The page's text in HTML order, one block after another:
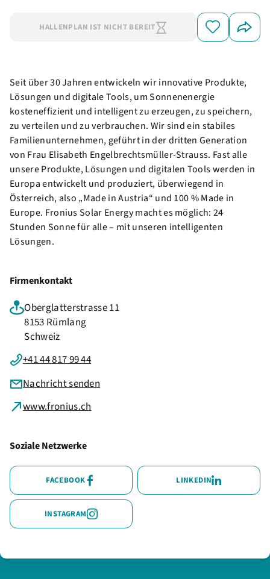
HALLENPLAN IST NICHT BEREIT
Seit über 30 Jahren entwickeln wir innovative Produkte,
Lösungen und digitale Tools, um Sonnenenergie
kosteneffizient und intelligent zu erzeugen, zu speichern,
zu verteilen und zu verbrauchen. Wir sind ein stabiles
Familienunternehmen, geführt in der dritten Generation
von Frau Elisabeth Engelbrechtsmüller-Strauss. Fast alle
unsere Produkte, Lösungen und digitalen Tools werden in
Europa entwickelt und produziert, überwiegend in
Österreich, also „Made in Austria“ und 100 % Made in
Europe. Fronius Solar Energy macht es möglich: 24
Stunden Sonne für alle – mit unseren intelligenten
Lösungen.
Firmenkontakt
Oberglatterstrasse 11
8153 Rümlang
Schweiz
+41 44 817 99 44
Nachricht senden
www.fronius.ch
Soziale Netzwerke
FACEBOOK LINKEDIN
INSTAGRAM